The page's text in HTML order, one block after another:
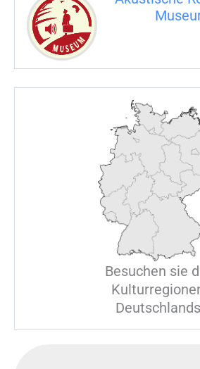
MUSEUM
Besuchen sie
Deutschlands